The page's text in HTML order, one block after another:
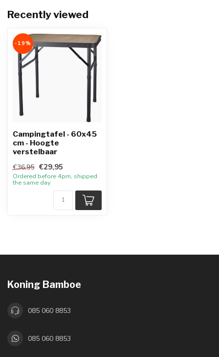
Recently viewed
-19%
Campingtafel - 60x45
cm - Hoogte
verstelbaar
€36,95 €29,95
Ordered before 4pm, shipped
the same day
Koning Bamboe
085 060 8853
085 060 8853